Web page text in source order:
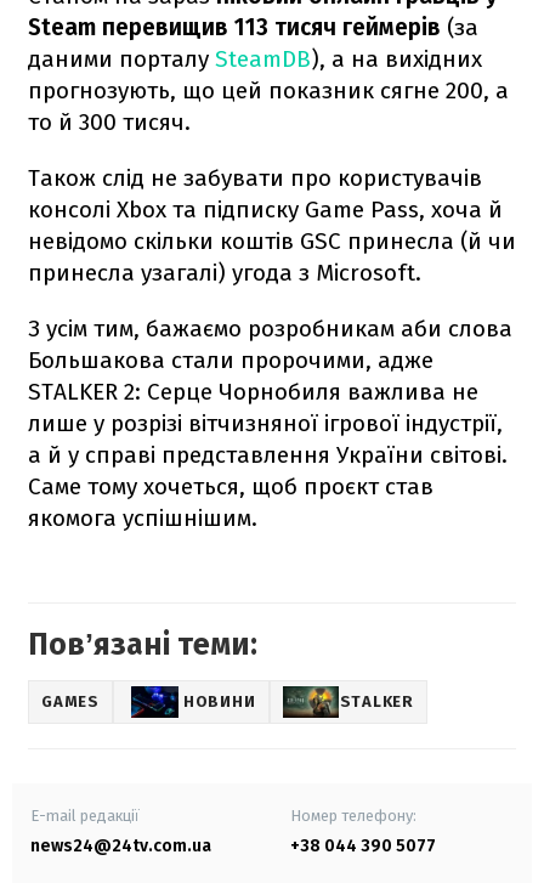
Steam перевищив 113 тисяч геймерів (за
даними порталу SteamDB), а на вихідних
прогнозують, що цей показник сягне 200, а
то й 300 тисяч.
Також слід не забувати про користувачів
консолі Xbox та підписку Game Pass, хоча й
невідомо скільки коштів GSC принесла (й чи
принесла узагалі) угода з Microsoft.
З усім тим, бажаємо розробникам аби слова
Большакова стали пророчими, адже
STALKER 2: Серце Чорнобиля важлива не
лише у розрізі вітчизняної ігрової індустрії,
а й у справі представлення України світові.
Саме тому хочеться, щоб проєкт став
якомога успішнішим.
Повʼязані теми:
GAMES НОВИНИ STALKER
E-mail редакції
news24@24tv.com.ua
Номер телефону:
+38 044 390 5077